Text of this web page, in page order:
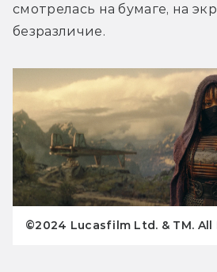
смотрелась на бумаге, на
безразличие.
©2024 Lucasfilm Ltd. & TM. All